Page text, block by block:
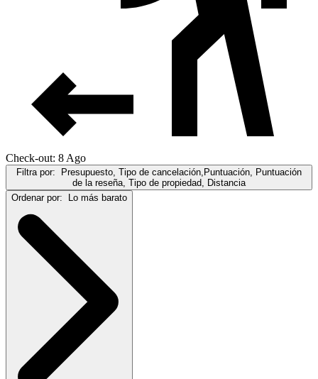
Check-out: 8 Ago
Filtra por: Presupuesto, Tipo de cancelación,Puntuación, Puntuación
de la reseña, Tipo de propiedad, Distancia
Ordenar por: Lo más barato